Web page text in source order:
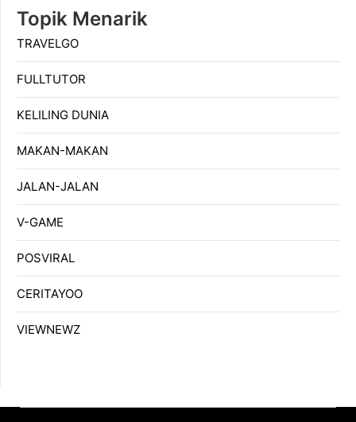
Topik Menarik
TRAVELGO
FULLTUTOR
KELILING DUNIA
MAKAN-MAKAN
JALAN-JALAN
V-GAME
POSVIRAL
CERITAYOO
VIEWNEWZ